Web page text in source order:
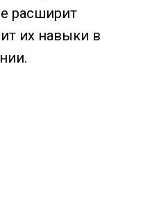
расширит
их навыки в